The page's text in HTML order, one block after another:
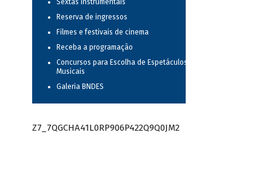
Sextas instrumentais
Reserva de ingressos
Filmes e festivais de cinema
Receba a programação
Concursos para Escolha de Espetáculos
Musicais
Galeria BNDES
Z7_7QGCHA41L0RP906P422Q9Q0JM2